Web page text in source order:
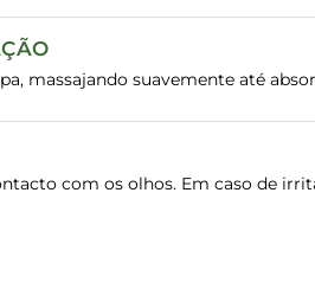
massajando suavemente até
com os olhos. Em caso de